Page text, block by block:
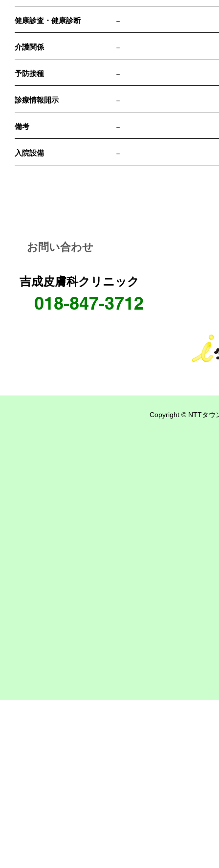
健康診査・健康診断 －
介護関係 －
予防接種 －
診療情報開示 －
備考 －
入院設備 －
お問い合わせ
吉成皮膚科クリニック
018-847-3712
Copyright © NTTタウ